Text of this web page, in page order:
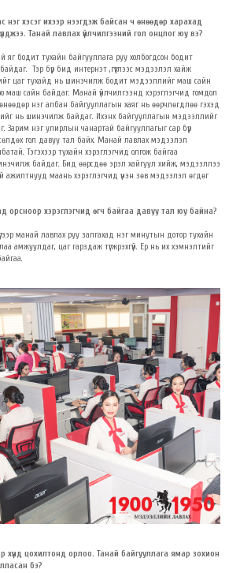
нэг хэсэг ихээр нээгдэж байсан ч өнөөдөр харахад
Танай лавлах үйлчилгээний гол онцлог юу вэ?
яг бодит тухайн байгууллага руу холбогдсон бодит
Тэр бүр бид интернэт ,гүүглээс мэдээлэл хайж
цаг тухайд нь шинэчилж бодит мэдээллийг маш сайн
маш сайн байдаг. Манай үйлчилгээнд хэрэглэгчид гомдол
өнөөдөр нэг албан байгууллагын хаяг нь өөрчлөгдлөө гэхэд
нь шинэчилж байдаг. Ихэнх байгууллагын мэдээллийг
Зарим нэг улирлын чанартай байгууллагыг сар бүр
гол давуу тал байх. Манай лавлах мэдээлэл
Тэгэхээр тухайн хэрэглэгчид олгож байгаа
байдаг. Бид өөрсдөө эрэл хайгуул хийж, мэдээллээ
ажилтнууд маань хэрэглэгчид үнэн зөв мэдээлэл өгдөг
орсноор хэрэглэгчид өгч байгаа давуу тал юу байна?
манай лавлах руу залгахад нэг минутын дотор тухайн
амжуулдаг, цаг гарздаж түгжрэхгүй. Ер нь их хэмнэлтийг
хүнд цохилтонд орлоо. Танай байгууллага ямар зохион
бэ?